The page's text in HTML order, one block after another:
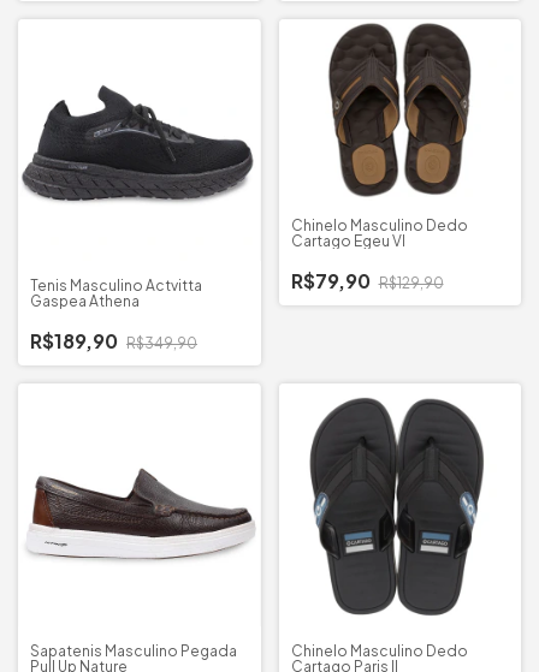
Tenis Masculino Actvitta
Gaspea Athena
R$189,90 R$349,90
Chinelo Masculino Dedo
Cartago Egeu VI
R$79,90 R$129,90
Sapatenis Masculino Pegada
Pull Up Nature
Chinelo Masculino Dedo
Cartago Paris II